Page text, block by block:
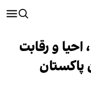
و رقابت
پاکستان